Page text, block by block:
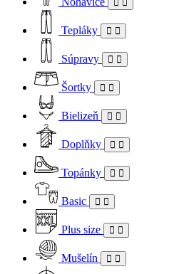
Tepláky
Súpravy
Šortky
Bielizeň
Doplňky
Topánky
Basic
Plus size
Mušelín